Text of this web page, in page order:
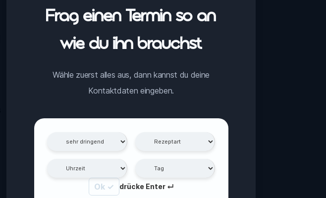
Frag einen Termin so an
wie du ihn brauchst
Wähle zuerst alles aus, dann kannst du deine
Kontaktdaten eingeben.
Ok ✓ drücke Enter ↵